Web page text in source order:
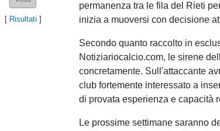
[ Risultati ]
permanenza tra le fila del Rieti
inizia a muoversi con decisione
Secondo quanto raccolto in
Notiziariocalcio.com, le sirene
concretamente. Sull'attaccante
club fortemente interessato a
di provata esperienza e capacità
Le prossime settimane saranno